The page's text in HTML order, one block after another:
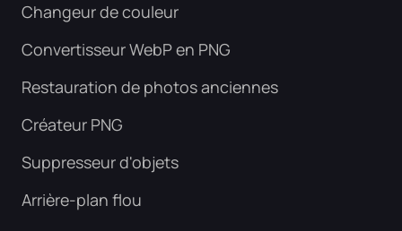
Changeur de couleur
Convertisseur WebP en PNG
Restauration de photos anciennes
Créateur PNG
Suppresseur d'objets
Arrière-plan flou